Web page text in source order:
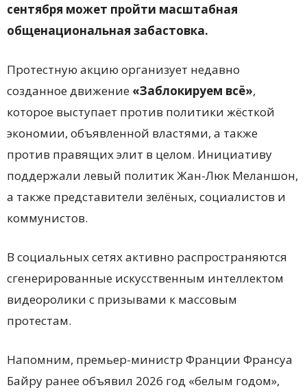
сентября может пройти масштабная
общенациональная забастовка.
Протестную акцию организует недавно
созданное движение «Заблокируем всё»,
которое выступает против политики жёсткой
экономии, объявленной властями, а также
против правящих элит в целом. Инициативу
поддержали левый политик Жан-Люк Меланшон,
а также представители зелёных, социалистов и
коммунистов.
В социальных сетях активно распространяются
сгенерированные искусственным интеллектом
видеоролики с призывами к массовым
протестам.
Напомним, премьер-министр Франции Франсуа
Байру ранее объявил 2026 год «белым годом»,